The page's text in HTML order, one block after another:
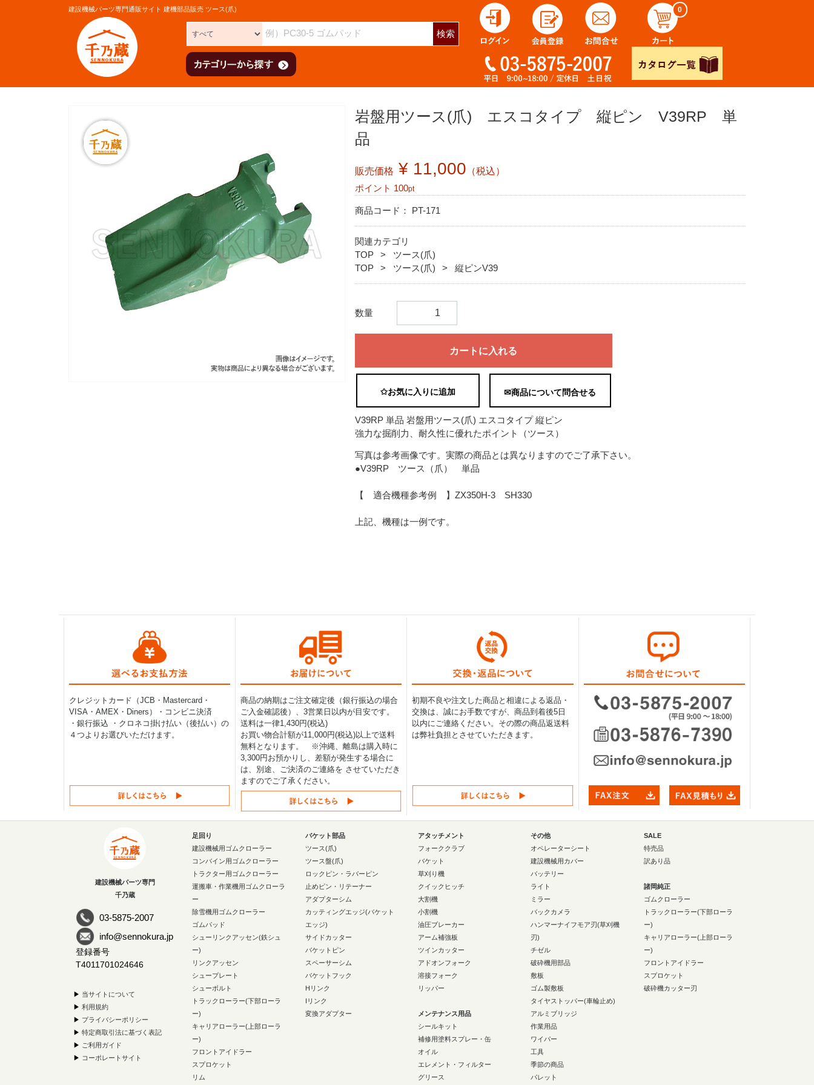
建設機械パーツ専門通販サイト 建機部品販売 ツース(爪)
検索
0
岩盤用ツース(爪) エスコタイプ 縦ピン V39RP 単
品
販売価格 ¥ 11,000 （税込）
ポイント 100pt
商品コード： PT-171
関連カテゴリ
TOP
ツース(爪)
TOP
ツース(爪) 縦ピンV39
数量
カートに入れる
✩お気に入りに追加 ✉商品について問合せる
V39RP 単品 岩盤用ツース(爪) エスコタイプ 縦ピン
強力な掘削力、耐久性に優れたポイント（ツース）
写真は参考画像です。実際の商品とは異なりますのでご了承下さい。
●V39RP ツース（爪） 単品
【 適合機種参考例 】ZX350H-3 SH330
上記、機種は一例です。
クレジットカード（JCB・Mastercard・
VISA・AMEX・Diners）・コンビニ決済
・銀行振込 ・クロネコ掛け払い（後払い）の
４つよりお選びいただけます。
商品の納期はご注文確定後（銀行振込の場合
ご入金確認後）、3営業日以内が目安です。
送料は一律1,430円(税込)
お買い物合計額が11,000円(税込)以上で送料
無料となります。 ※沖縄、離島は購入時に
3,300円お預かりし、差額が発生する場合に
は、別途、ご決済のご連絡を させていただき
ますのでご了承ください。
初期不良や注文した商品と相違による返品・
交換は、誠にお手数ですが、商品到着後5日
以内にご連絡ください。その際の商品返送料
は弊社負担とさせていただきます。
建設機械パーツ専門
千乃蔵
03-5875-2007
info@sennokura.jp
登録番号
T4011701024646
▶ 当サイトについて
▶ 利用規約
▶ プライバシーポリシー
▶ 特定商取引法に基づく表記
▶ ご利用ガイド
▶ コーポレートサイト
足回り
建設機械用ゴムクローラー
コンバイン用ゴムクローラー
トラクター用ゴムクローラー
運搬車・作業機用ゴムクローラ
ー
除雪機用ゴムクローラー
ゴムパッド
シューリンクアッセン(鉄シュ
ー)
リンクアッセン
シュープレート
シューボルト
トラックローラー(下部ローラ
ー)
キャリアローラー(上部ローラ
ー)
フロントアイドラー
スプロケット
リム
バケット部品
ツース(爪)
ツース盤(爪)
ロックピン・ラバーピン
止めピン・リテーナー
アダプターシム
カッティングエッジ(バケット
エッジ)
サイドカッター
バケットピン
スペーサーシム
バケットフック
Hリンク
Iリンク
変換アダプター
アタッチメント
フォーククラブ
バケット
草刈り機
クイックヒッチ
大割機
小割機
油圧ブレーカー
アーム補強板
ツインカッター
アドオンフォーク
溶接フォーク
リッパー
メンテナンス用品
シールキット
補修用塗料スプレー・缶
オイル
エレメント・フィルター
グリース
その他
オペレーターシート
建設機械用カバー
バッテリー
ライト
ミラー
バックカメラ
ハンマーナイフモア刃(草刈機
刃)
チゼル
破砕機用部品
敷板
ゴム製敷板
タイヤストッパー(車輪止め)
アルミブリッジ
作業用品
ワイパー
工具
季節の商品
パレット
SALE
特売品
訳あり品
諸岡純正
ゴムクローラー
トラックローラー(下部ローラ
ー)
キャリアローラー(上部ローラ
ー)
フロントアイドラー
スプロケット
破砕機カッター刃